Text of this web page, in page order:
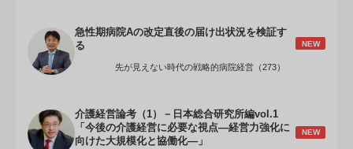
急性期病院Aの改定直後の届け出状況を検証す
る
NEW
先が見えない時代の戦略的病院経営（273）
介護経営論考（1）－日本総合研究所編vol.1
「今後の介護経営に必要な視点―経営力強化に
向けた大規模化と協働化―」
NEW